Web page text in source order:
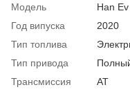
Модель
Han Ev
Год випуска
2020
Тип топлива
Тип привода
Трансмиссия
AT